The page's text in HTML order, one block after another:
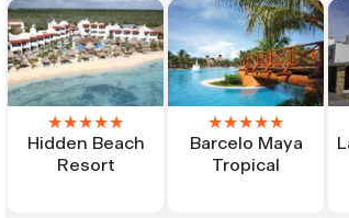
★★★★★
Hidden Beach
Resort
★★★★★
Barcelo Maya
Tropical